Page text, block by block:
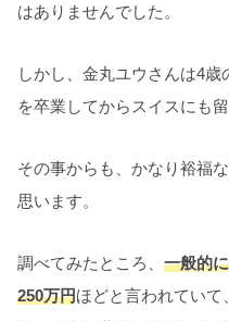
はありませんでした。
しかし、金丸ユウさんは4
を卒業してからスイスにも
その事からも、かなり裕福
思います。
調べてみたところ、 一般的
250万円ほどと言われていて